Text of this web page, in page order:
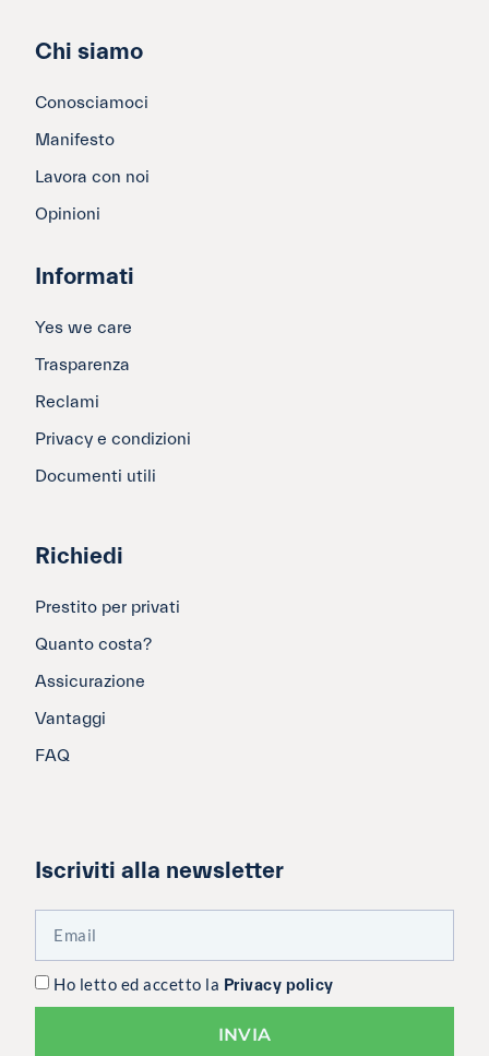
Chi siamo
Conosciamoci
Manifesto
Lavora con noi
Opinioni
Informati
Yes we care
Trasparenza
Reclami
Privacy e condizioni
Documenti utili
Richiedi
Prestito per privati
Quanto costa?
Assicurazione
Vantaggi
FAQ
Iscriviti alla newsletter
Ho letto ed accetto la Privacy policy
INVIA